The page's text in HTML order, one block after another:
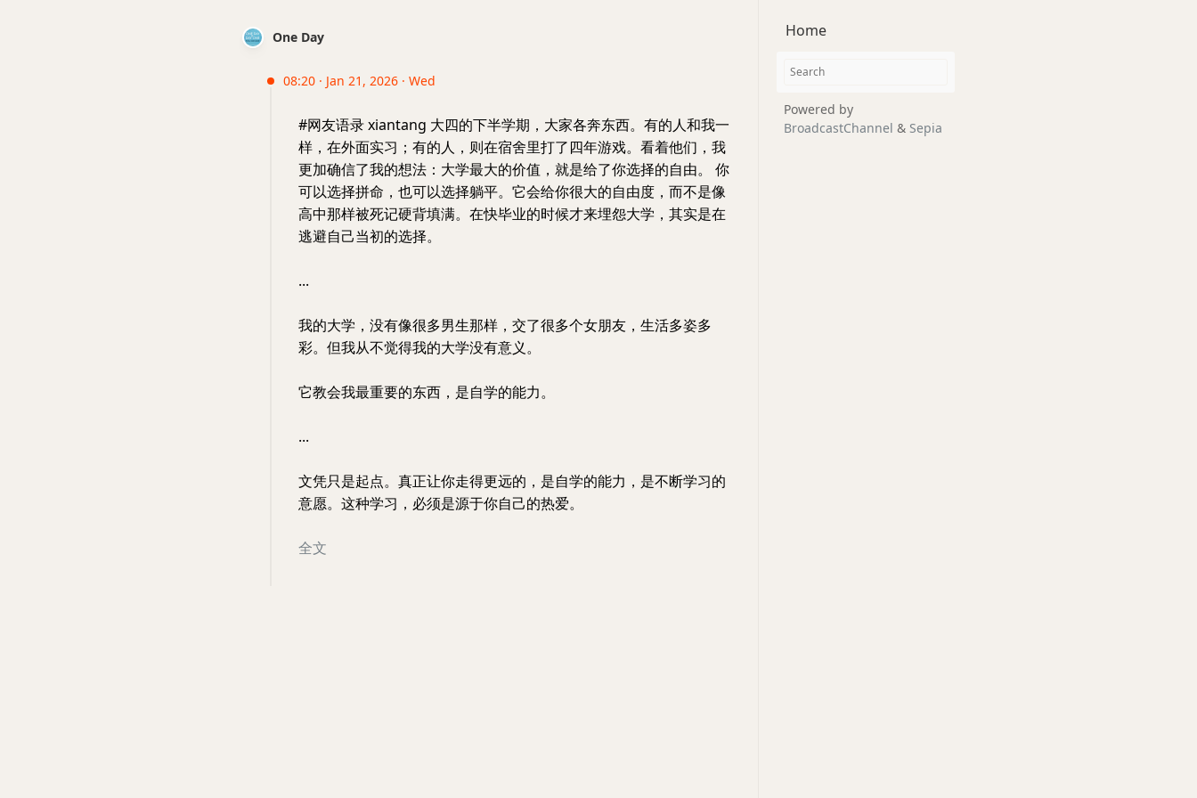
One Day
08:20 · Jan 21, 2026 · Wed
#网友语录 xiantang 大四的下半学期，大家各奔东西。有的人和我一
样，在外面实习；有的人，则在宿舍里打了四年游戏。看着他们，我
更加确信了我的想法：大学最大的价值，就是给了你选择的自由。 你
可以选择拼命，也可以选择躺平。它会给你很大的自由度，而不是像
高中那样被死记硬背填满。在快毕业的时候才来埋怨大学，其实是在
逃避自己当初的选择。
...
我的大学，没有像很多男生那样，交了很多个女朋友，生活多姿多
彩。但我从不觉得我的大学没有意义。
它教会我最重要的东西，是自学的能力。
...
文凭只是起点。真正让你走得更远的，是自学的能力，是不断学习的
意愿。这种学习，必须是源于你自己的热爱。
全文
Home
Powered by
BroadcastChannel & Sepia